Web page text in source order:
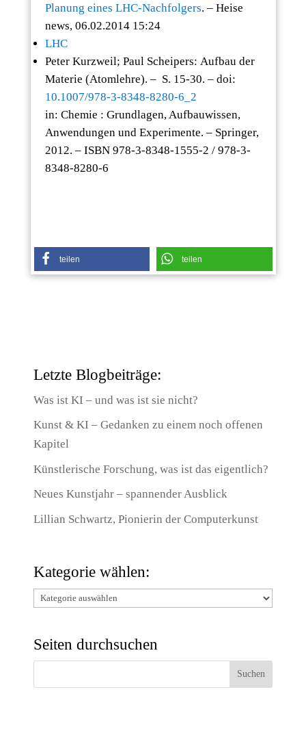
Planung eines LHC-Nachfolgers. – Heise
news, 06.02.2014 15:24
LHC
Peter Kurzweil; Paul Scheipers: Aufbau der
Materie (Atomlehre). – S. 15-30. – doi:
10.1007/978-3-8348-8280-6_2
in: Chemie : Grundlagen, Aufbauwissen,
Anwendungen und Experimente. – Springer,
2012. – ISBN 978-3-8348-1555-2 / 978-3-
8348-8280-6
teilen teilen
Letzte Blogbeiträge:
Was ist KI – und was ist sie nicht?
Kunst & KI – Gedanken zu einem noch offenen
Kapitel
Künstlerische Forschung, was ist das eigentlich?
Neues Kunstjahr – spannender Ausblick
Lillian Schwartz, Pionierin der Computerkunst
Kategorie wählen:
Kategorie
Seiten durchsuchen